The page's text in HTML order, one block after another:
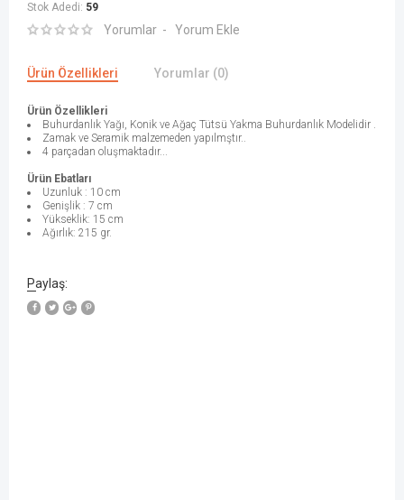
Stok Adedi: 59
Yorumlar Yorum Ekle
Ürün Özellikleri Yorumlar (0)
Ürün Özellikleri
Buhurdanlık Yağı, Konik ve Ağaç Tütsü Yakma Buhurdanlık Modelidir .
Zamak ve Seramik malzemeden yapılmştır..
4 parçadan oluşmaktadır...
Ürün Ebatları
Uzunluk : 10 cm
Genişlik : 7 cm
Yükseklik: 15 cm
Ağırlık: 215 gr.
Paylaş: